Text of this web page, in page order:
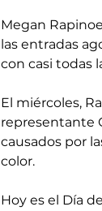
Megan
las entradas
con casi todas
El miércoles,
representante
causados por
color.
Hoy es el Día